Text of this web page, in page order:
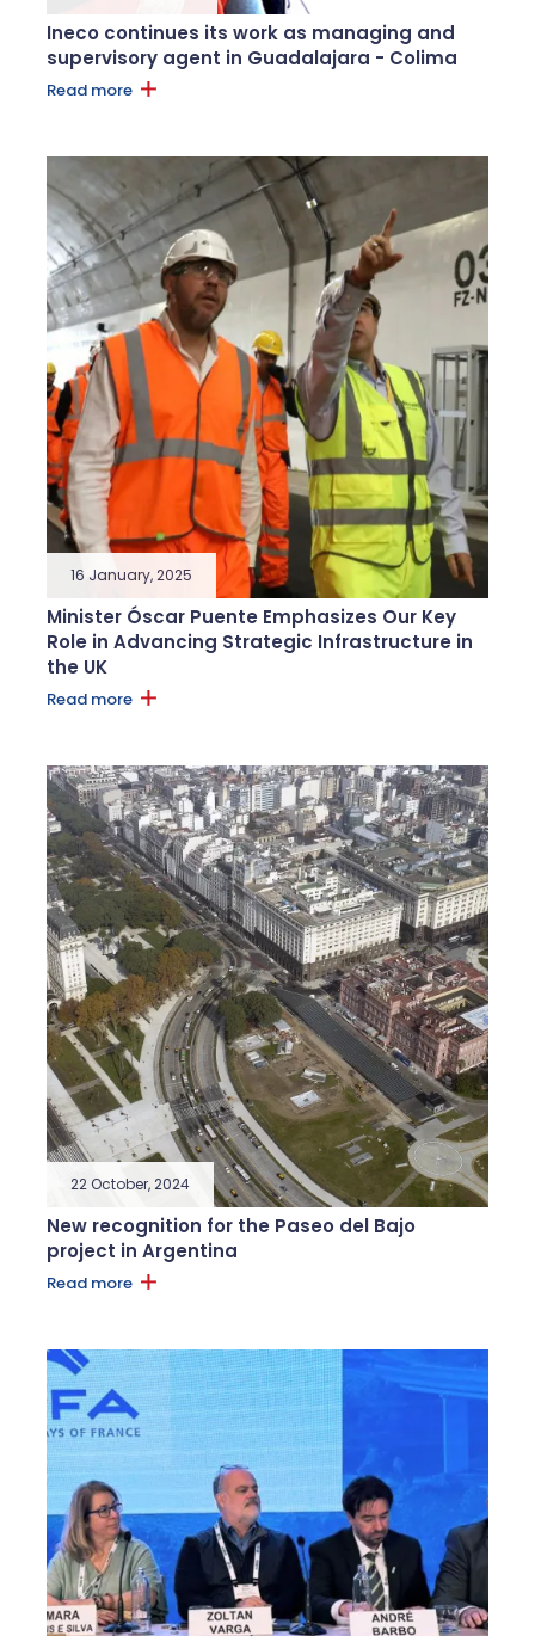
Ineco continues its work as managing and
supervisory agent in Guadalajara - Colima
Read more
16 January, 2025
Minister Óscar Puente Emphasizes Our Key
Role in Advancing Strategic Infrastructure in
the UK
Read more
22 October, 2024
New recognition for the Paseo del Bajo
project in Argentina
Read more